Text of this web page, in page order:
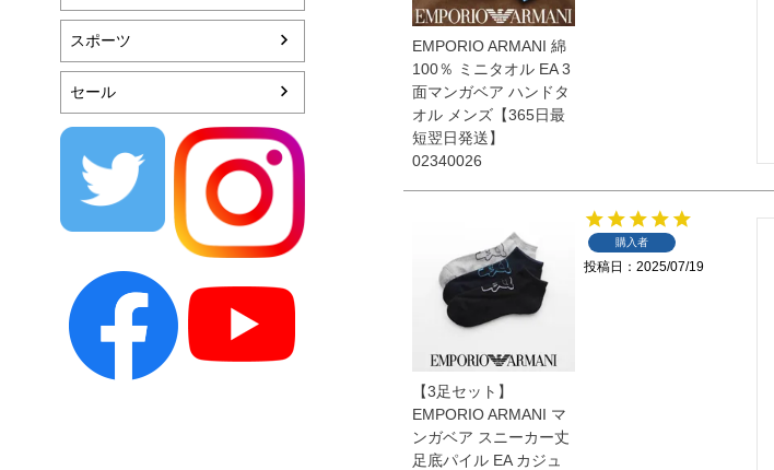
スポーツ
セール
EMPORIO ARMANI 綿
100％ ミニタオル EA 3
面マンガベア ハンドタ
オル メンズ【365日最
短翌日発送】
02340026
【3足セット】
EMPORIO ARMANI マ
ンガベア スニーカー丈
足底パイル EA カジュ
購入者
投稿日 2025/07/19